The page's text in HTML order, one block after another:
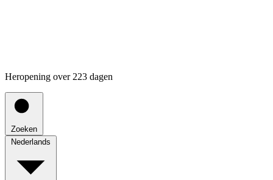
Heropening over 223 dagen
Zoeken
Nederlands